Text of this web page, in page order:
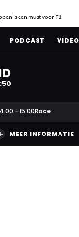
is een must voor F1
PODCAST VIDEO
:49
- 15:00Race
MEER INFORMATIE